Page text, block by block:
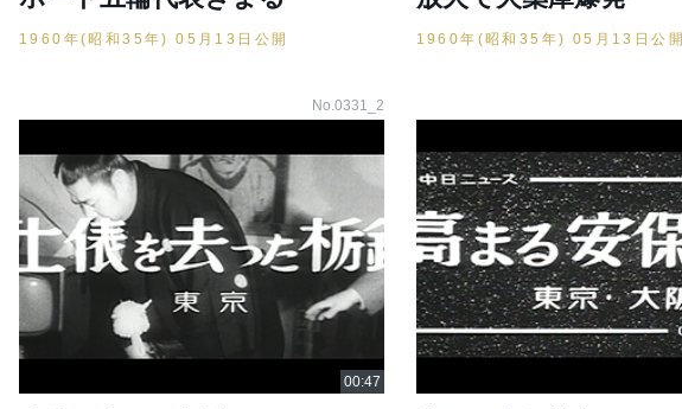
1960年(昭和35年) 05月13日公開 1960年(昭和35年) 05月13日公開
No.0331_2